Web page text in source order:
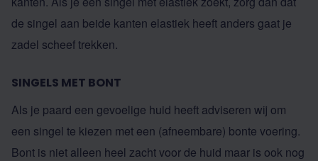
de singel aan beide kanten elastiek heeft anders gaat je
zadel scheef trekken.
SINGELS MET BONT
Als je paard een gevoelige huid heeft adviseren wij om
een singel te kiezen met een (afneembare) bonte voering.
Bont is niet alleen heel zacht voor de huid maar is ook nog